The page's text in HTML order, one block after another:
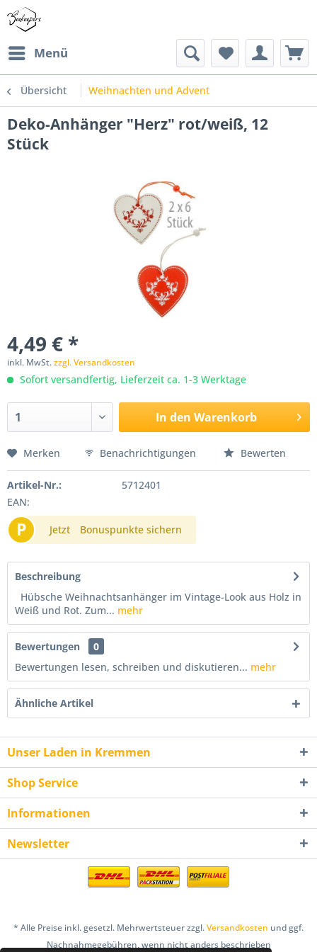
Menü
Übersicht Weihnachten und Advent
Deko-Anhänger "Herz" rot/weiß, 12
Stück
4,49 € *
inkl. MwSt.zzgl. Versandkosten
Sofort versandfertig, Lieferzeit ca. 1-3 Werktage
In den Warenkorb
Merken Benachrichtigungen Bewerten
Artikel-Nr.:
5712401
EAN:
P Jetzt Bonuspunkte sichern
Beschreibung
Hübsche Weihnachtsanhänger im Vintage-Look aus Holz in
Weiß und Rot. Zum... mehr
Bewertungen
0
Bewertungen lesen, schreiben und diskutieren... mehr
Ähnliche Artikel
Unser Laden in Kremmen
Shop Service
Informationen
Newsletter
* Alle Preise inkl. gesetzl. Mehrwertsteuer zzgl.Versandkosten und ggf.
Nachnahmegebühren, wenn nicht anders beschrieben